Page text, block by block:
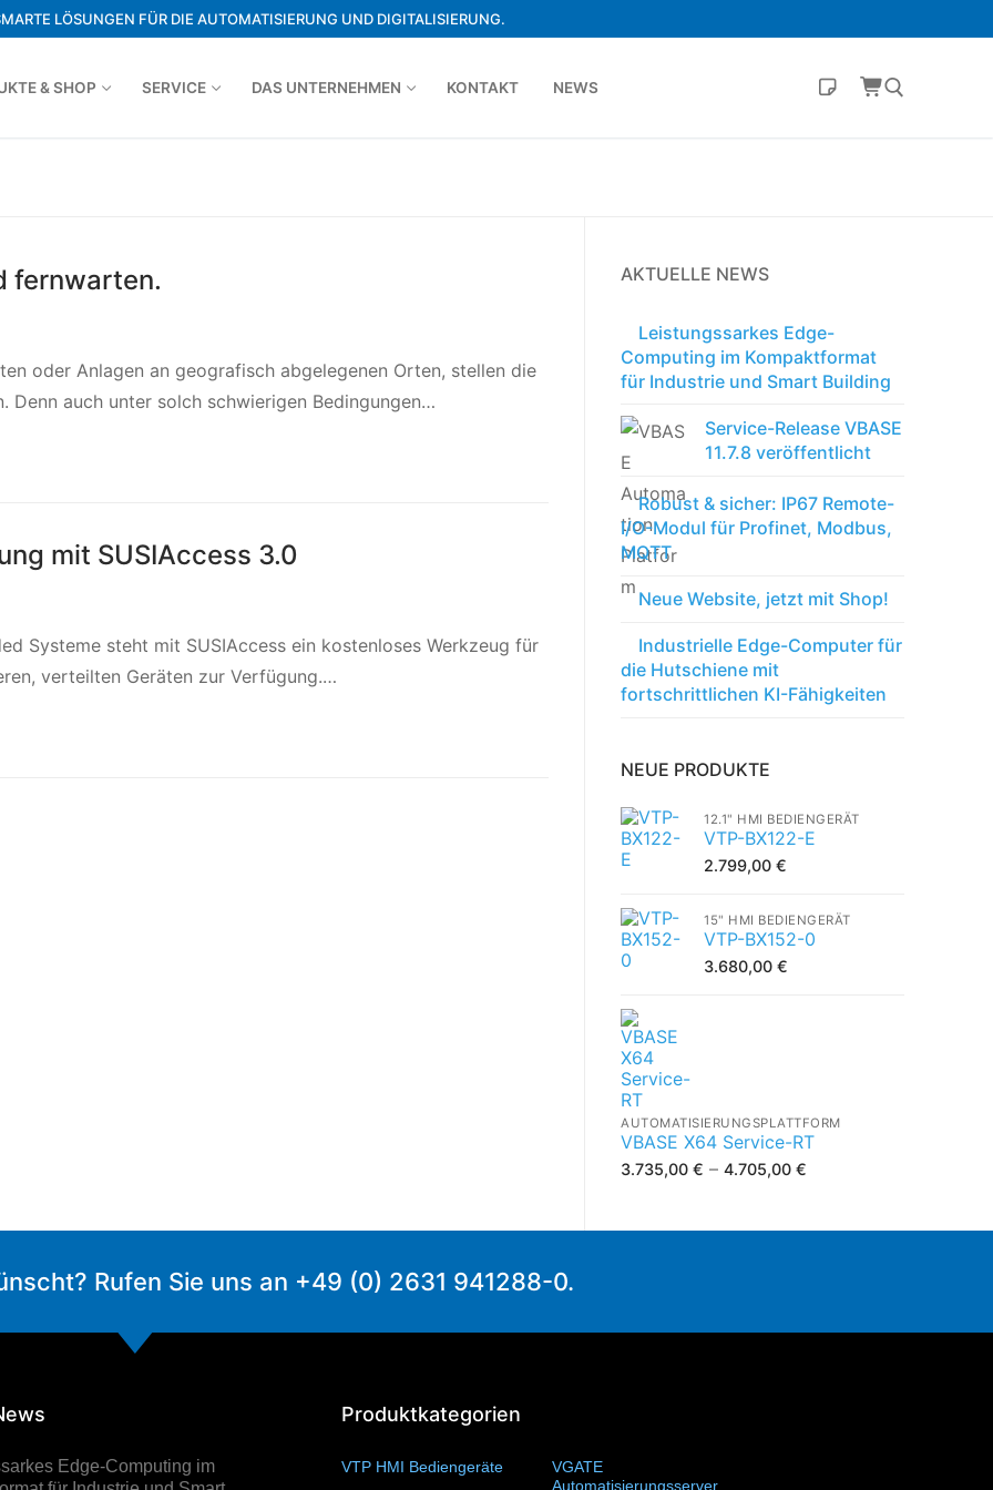
LÖSUNGEN FÜR DIE AUTOMATISIERUNG UND DIGITALISIERUNG.
& SHOP SERVICE DAS UNTERNEHMEN KONTAKT NEWS
fernwarten.
oder Anlagen an geografisch abgelegenen Orten, stellen die
auch unter solch schwierigen Bedingungen…
mit SUSIAccess 3.0
Systeme steht mit SUSIAccess ein kostenloses Werkzeug für
verteilten Geräten zur Verfügung.…
AKTUELLE NEWS
Leistungssarkes Edge-
Computing im Kompaktformat
für Industrie und Smart Building
Service-Release VBASE
11.7.8 veröffentlicht
Robust & sicher: IP67 Remote-
I/O-Modul für Profinet, Modbus,
MQTT
Neue Website, jetzt mit Shop!
Industrielle Edge-Computer für
die Hutschiene mit
fortschrittlichen KI-Fähigkeiten
NEUE PRODUKTE
12.1" HMI BEDIENGERÄT
VTP-BX122-E
2.799,00 €
15" HMI BEDIENGERÄT
VTP-BX152-0
3.680,00 €
AUTOMATISIERUNGSPLATTFORM
VBASE X64 Service-RT
3.735,00 € – 4.705,00 €
Rufen Sie uns an +49 (0) 2631 941288-0.
Edge-Computing im
Produktkategorien
VTP HMI Bediengeräte
VGATE
Automatisierungsserver